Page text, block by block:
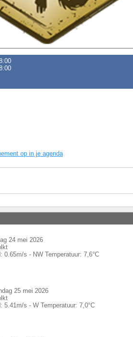
op in je agenda
24 mei 2026
0.65m/s - NW Temperatuur: 7,6°C
25 mei 2026
5.41 m/s - W Temperatuur: 7,0°C